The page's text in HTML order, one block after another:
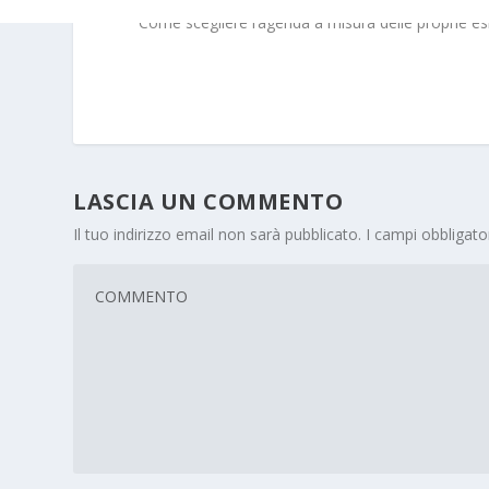
Come scegliere l’agenda a misura delle proprie
LASCIA UN COMMENTO
Il tuo indirizzo email non sarà pubblicato. I campi